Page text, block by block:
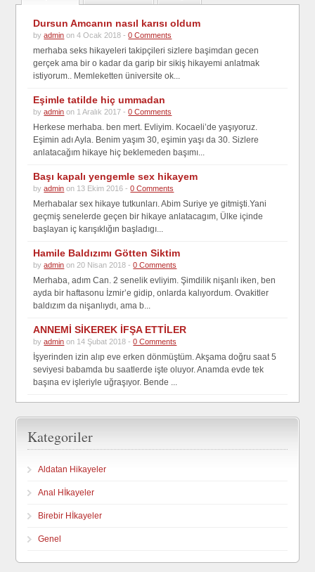
Dursun Amcanın nasıl karısı oldum
byadmin on 4 Ocak 2018 -0 Comments
merhaba seks hikayeleri takipçileri sizlere başimdan gecen
gerçek ama bir o kadar da garip bir sikiş hikayemi anlatmak
istiyorum.. Memleketten üniversite ok...
Eşimle tatilde hiç ummadan
byadmin on 1 Aralık 2017 -0 Comments
Herkese merhaba. ben mert. Evliyim. Kocaeli’de yaşıyoruz.
Eşimin adı Ayla. Benim yaşım 30, eşimin yaşı da 30. Sizlere
anlatacağım hikaye hiç beklemeden başımı...
Başı kapalı yengemle sex hikayem
byadmin on 13 Ekim 2016 -0 Comments
Merhabalar sex hikaye tutkunları. Abim Suriye ye gitmişti.Yani
geçmiş senelerde geçen bir hikaye anlatacagım, Ülke içinde
başlayan iç karışıklığın başladıgı...
Hamile Baldızımı Götten Siktim
byadmin on 20 Nisan 2018 -0 Comments
Merhaba, adım Can. 2 senelik evliyim. Şimdilik nişanlı iken, ben
ayda bir haftasonu İzmir’e gidip, onlarda kalıyordum. Ovakitler
baldızım da nişanlıydı, ama b...
ANNEMİ SİKEREK İFŞA ETTİLER
byadmin on 14 Şubat 2018 -0 Comments
İşyerinden izin alıp eve erken dönmüştüm. Akşama doğru saat 5
seviyesi babamda bu saatlerde işte oluyor. Anamda evde tek
başına ev işleriyle uğraşıyor. Bende ...
Kategoriler
Aldatan Hikayeler
Anal Hİkayeler
Birebir Hİkayeler
Genel